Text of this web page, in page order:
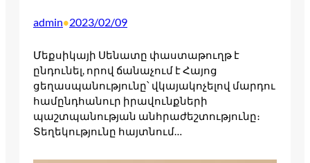
admin•2023/02/09
Մեքսիկայի Սենատը փաստաթուղթ է
ընդունել, որով ճանաչում է Հայոց
ցեղասպանությունը՝ վկայակոչելով մարդու
համընդհանուր իրավունքների
պաշտպանության անհրաժեշտությունը։
Տեղեկությունը հայտնում…